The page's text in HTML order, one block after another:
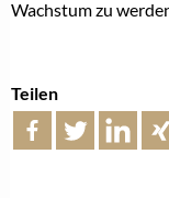
Wachstum zu
Teilen